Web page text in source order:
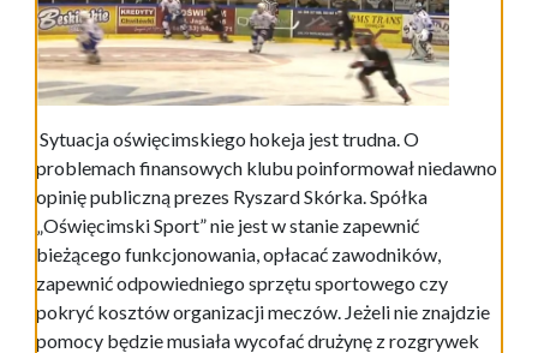
Sytuacja oświęcimskiego hokeja jest trudna. O
problemach finansowych klubu poinformował niedawno
opinię publiczną prezes Ryszard Skórka. Spółka
„Oświęcimski Sport” nie jest w stanie zapewnić
bieżącego funkcjonowania, opłacać zawodników,
zapewnić odpowiedniego sprzętu sportowego czy
pokryć kosztów organizacji meczów. Jeżeli nie znajdzie
pomocy będzie musiała wycofać drużynę z rozgrywek